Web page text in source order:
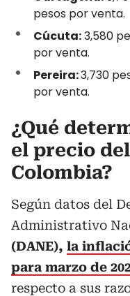
pesos por venta.
Cúcuta:3,580
por venta.
Pereira:3,730
por venta.
¿Qué
el precio
Colombia?
Según datos del
Administrativo
(DANE), la
para marzo de
respecto a sus